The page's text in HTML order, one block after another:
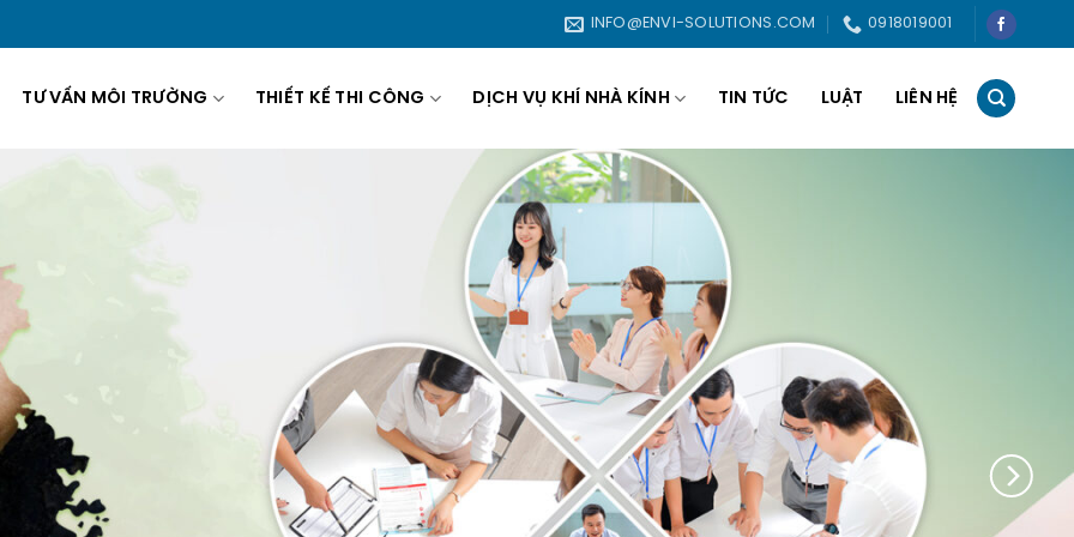
INFO@ENVI-SOLUTIONS.COM 0918019001
TƯ VẤN MÔI TRƯỜNG THIẾT KẾ THI CÔNG DỊCH VỤ KHÍ NHÀ KÍNH TIN TỨC LUẬT LIÊN HỆ